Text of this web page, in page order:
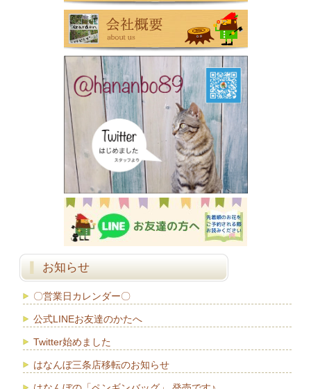
お知らせ
〇営業日カレンダー〇
公式LINEお友達のかたへ
Twitter始めました
はなんぼ三条店移転のお知らせ